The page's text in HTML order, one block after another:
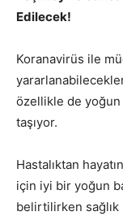
Edilecek!
Koranavirüs ile
özellikle de yoğun
taşıyor.
Hastalıktan
için iyi bir yoğun
belirtilirken